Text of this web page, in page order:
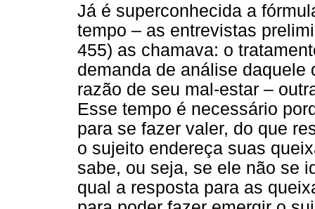
Já é superconhecida a
tempo – as entrevistas
455) as chamava: o
demanda de análise
razão de seu mal-estar –
Esse tempo é necessário
para se fazer valer, do que
o sujeito endereça suas
sabe, ou seja, se ele não se
qual a resposta para as